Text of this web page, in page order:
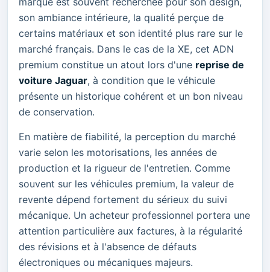
son ambiance intérieure, la qualité perçue de
certains matériaux et son identité plus rare sur le
marché français. Dans le cas de la XE, cet ADN
premium constitue un atout lors d'une reprise de
voiture Jaguar, à condition que le véhicule
présente un historique cohérent et un bon niveau
de conservation.
En matière de fiabilité, la perception du marché
varie selon les motorisations, les années de
production et la rigueur de l'entretien. Comme
souvent sur les véhicules premium, la valeur de
revente dépend fortement du sérieux du suivi
mécanique. Un acheteur professionnel portera une
attention particulière aux factures, à la régularité
des révisions et à l'absence de défauts
électroniques ou mécaniques majeurs.